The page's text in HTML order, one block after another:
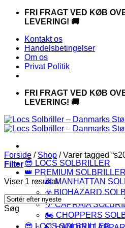
FortsætFRI FRAGT VED KØB
LEVERING! 🚚
Kontakt os
Handelsbetingelser
Om os
Privat Politik
FRI FRAGT VED KØB
LEVERING! 🚚
😎 LOCS SOLBRILLER
👑 PREMIUM SOLBRILLER
🌆 MANHATTAN
☣️ BIOHAZARD
🌴 CAPRAIA
🏍️ CHOPPERS
Forside / Shop /Varer tagged
Filter
Viser 1 resultat
Søg
😎 LOCS SOLBRILLER